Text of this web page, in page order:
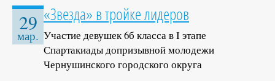
29
мар.
«Звезда» в тройке лидеров
Участие девушек 6б класса в I этапе
Спартакиады допризывной молодежи
Чернушинского городского округа